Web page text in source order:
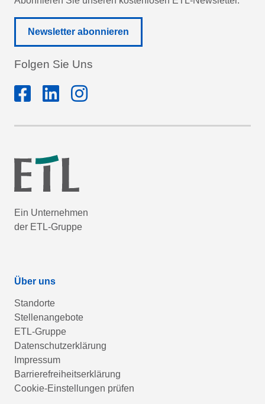
Newsletter abonnieren
Folgen Sie Uns
Ein Unternehmen
der ETL-Gruppe
Über uns
Standorte
Stellenangebote
ETL-Gruppe
Datenschutzerklärung
Impressum
Barrierefreiheitserklärung
Cookie-Einstellungen prüfen